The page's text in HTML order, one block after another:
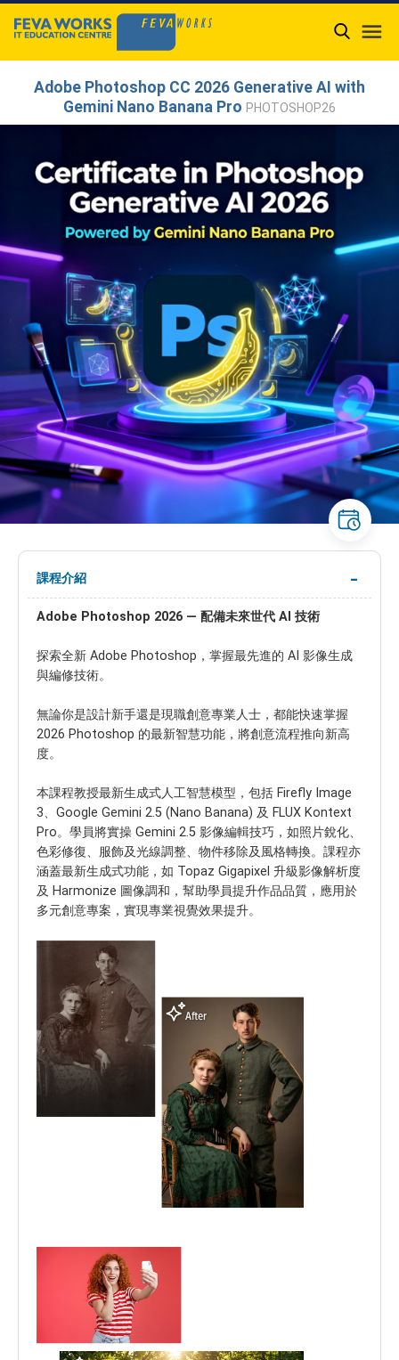

Adobe Photoshop CC 2026 Generative AI with
Gemini Nano Banana Pro PHOTOSHOP26
課程介紹
Adobe Photoshop 2026 — 配備未來世代 AI 技術
探索全新 Adobe Photoshop，掌握最先進的 AI 影像生成
與編修技術。
無論你是設計新手還是現職創意專業人士，都能快速掌握
2026 Photoshop 的最新智慧功能，將創意流程推向新高
度。
本課程教授最新生成式人工智慧模型，包括 Firefly Image
3、Google Gemini 2.5 (Nano Banana) 及 FLUX Kontext
Pro。學員將實操 Gemini 2.5 影像編輯技巧，如照片銳化、
色彩修復、服飾及光線調整、物件移除及風格轉換。課程亦
涵蓋最新生成式功能，如 Topaz Gigapixel 升級影像解析度
及 Harmonize 圖像調和，幫助學員提升作品品質，應用於
多元創意專案，實現專業視覺效果提升。